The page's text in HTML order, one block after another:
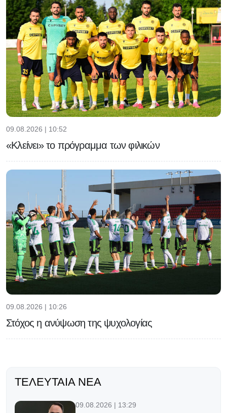
09.08.2026 | 10:52
«Κλείνει» το πρόγραμμα των φιλικών
09.08.2026 | 10:26
Στόχος η ανύψωση της ψυχολογίας
ΤΕΛΕΥΤΑΊΑ ΝΈΑ
09.08.2026 | 13:29